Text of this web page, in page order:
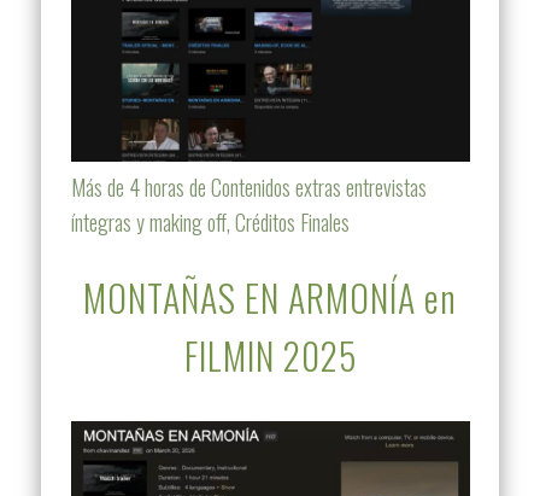
Más de 4 horas de Contenidos extras entrevistas
íntegras y making off, Créditos Finales
MONTAÑAS EN ARMONÍA en
FILMIN 2025